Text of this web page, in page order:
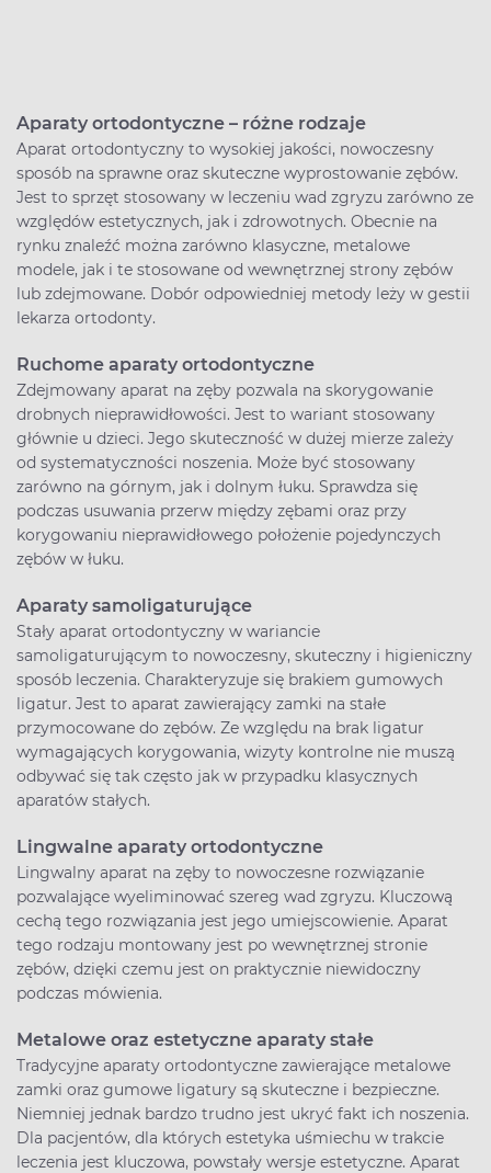
Aparaty ortodontyczne – różne rodzaje
Aparat ortodontyczny to wysokiej jakości, nowoczesny
sposób na sprawne oraz skuteczne wyprostowanie zębów.
Jest to sprzęt stosowany w leczeniu wad zgryzu zarówno ze
względów estetycznych, jak i zdrowotnych. Obecnie na
rynku znaleźć można zarówno klasyczne, metalowe
modele, jak i te stosowane od wewnętrznej strony zębów
lub zdejmowane. Dobór odpowiedniej metody leży w gestii
lekarza ortodonty.
Ruchome aparaty ortodontyczne
Zdejmowany aparat na zęby pozwala na skorygowanie
drobnych nieprawidłowości. Jest to wariant stosowany
głównie u dzieci. Jego skuteczność w dużej mierze zależy
od systematyczności noszenia. Może być stosowany
zarówno na górnym, jak i dolnym łuku. Sprawdza się
podczas usuwania przerw między zębami oraz przy
korygowaniu nieprawidłowego położenie pojedynczych
zębów w łuku.
Aparaty samoligaturujące
Stały aparat ortodontyczny w wariancie
samoligaturującym to nowoczesny, skuteczny i higieniczny
sposób leczenia. Charakteryzuje się brakiem gumowych
ligatur. Jest to aparat zawierający zamki na stałe
przymocowane do zębów. Ze względu na brak ligatur
wymagających korygowania, wizyty kontrolne nie muszą
odbywać się tak często jak w przypadku klasycznych
aparatów stałych.
Lingwalne aparaty ortodontyczne
Lingwalny aparat na zęby to nowoczesne rozwiązanie
pozwalające wyeliminować szereg wad zgryzu. Kluczową
cechą tego rozwiązania jest jego umiejscowienie. Aparat
tego rodzaju montowany jest po wewnętrznej stronie
zębów, dzięki czemu jest on praktycznie niewidoczny
podczas mówienia.
Metalowe oraz estetyczne aparaty stałe
Tradycyjne aparaty ortodontyczne zawierające metalowe
zamki oraz gumowe ligatury są skuteczne i bezpieczne.
Niemniej jednak bardzo trudno jest ukryć fakt ich noszenia.
Dla pacjentów, dla których estetyka uśmiechu w trakcie
leczenia jest kluczowa, powstały wersje estetyczne. Aparat